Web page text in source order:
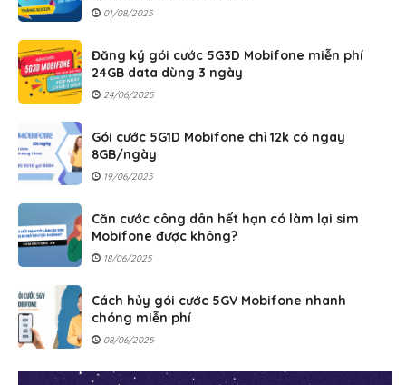
01/08/2025
Đăng ký gói cước 5G3D Mobifone miễn phí
24GB data dùng 3 ngày
24/06/2025
Gói cước 5G1D Mobifone chỉ 12k có ngay
8GB/ngày
19/06/2025
Căn cước công dân hết hạn có làm lại sim
Mobifone được không?
18/06/2025
Cách hủy gói cước 5GV Mobifone nhanh
chóng miễn phí
08/06/2025